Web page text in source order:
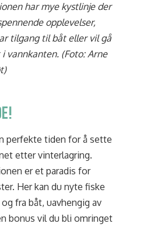
har mye kystlinje der
opplevelser,
tilgang til båt eller vil gå
vannkanten. (Foto: Arne
perfekte tiden for å sette
etter vinterlagring.
er et paradis for
Her kan du nyte fiske
fra båt, uavhengig av
bonus vil du bli omringet